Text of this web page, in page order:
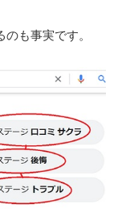
のも事実です。